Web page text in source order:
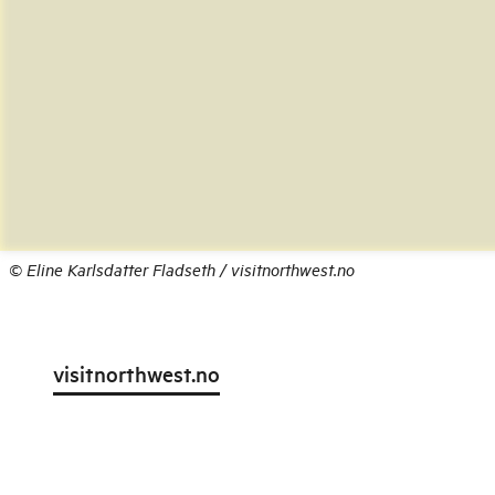
© Eline Karlsdatter Fladseth / visitnorthwest.no
visitnorthwest.no